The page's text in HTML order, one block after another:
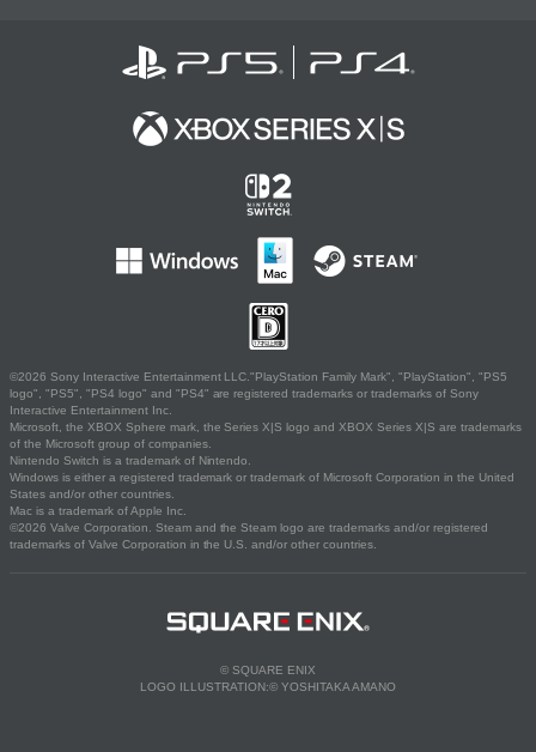
©2026 Sony Interactive Entertainment LLC."PlayStation Family Mark", "PlayStation", "PS5
logo", "PS5", "PS4 logo" and "PS4" are registered trademarks or trademarks of Sony
Interactive Entertainment Inc.
Microsoft, the XBOX Sphere mark, the Series X|S logo and XBOX Series X|S are trademarks
of the Microsoft group of companies.
Nintendo Switch is a trademark of Nintendo.
Windows is either a registered trademark or trademark of Microsoft Corporation in the United
States and/or other countries.
Mac is a trademark of Apple Inc.
©2026 Valve Corporation. Steam and the Steam logo are trademarks and/or registered
trademarks of Valve Corporation in the U.S. and/or other countries.
© SQUARE ENIX
LOGO ILLUSTRATION:© YOSHITAKA AMANO